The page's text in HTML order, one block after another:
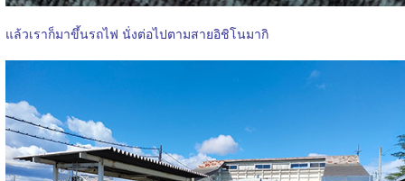
แล้วเราก็มาขึ้นรถไฟ นั่งต่อไปตามสายอิชิโนมากิ